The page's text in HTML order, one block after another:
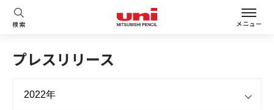
検索 メニュー
プレスリリース